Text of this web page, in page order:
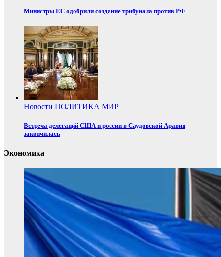
Министры ЕС одобрили создание трибунала против РФ
Новости ПОЛИТИКА МИР
Встреча делегаций США и россии в Саудовской Аравии
закончилась
Экономика